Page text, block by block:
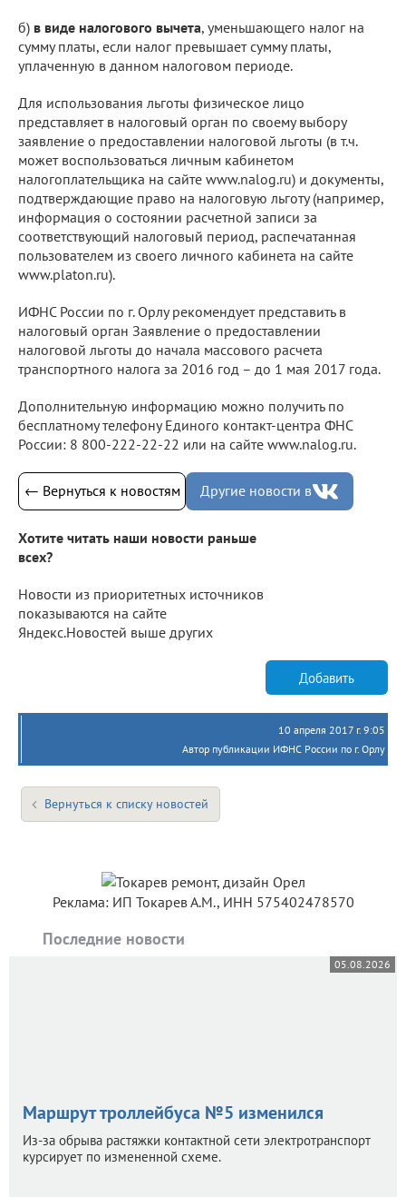
б) в виде налогового вычета, уменьшающего налог на
сумму платы, если налог превышает сумму платы,
уплаченную в данном налоговом периоде.
Для использования льготы физическое лицо
представляет в налоговый орган по своему выбору
заявление о предоставлении налоговой льготы (в т.ч.
может воспользоваться личным кабинетом
налогоплательщика на сайте www.nalog.ru) и документы,
подтверждающие право на налоговую льготу (например,
информация о состоянии расчетной записи за
соответствующий налоговый период, распечатанная
пользователем из своего личного кабинета на сайте
www.platon.ru).
ИФНС России по г. Орлу рекомендует представить в
налоговый орган Заявление о предоставлении
налоговой льготы до начала массового расчета
транспортного налога за 2016 год – до 1 мая 2017 года.
Дополнительную информацию можно получить по
бесплатному телефону Единого контакт-центра ФНС
России: 8 800-222-22-22 или на сайте www.nalog.ru.
← Вернуться к новостям Другие новости в
Хотите читать наши новости раньше
всех?
Новости из приоритетных источников
показываются на сайте
Яндекс.Новостей выше других
Добавить
10 апреля 2017 г. 9:05
Автор публикации ИФНС России по г. Орлу
Вернуться к списку новостей
Реклама: ИП Токарев А.М., ИНН 575402478570
Последние новости
05.08.2026
Маршрут троллейбуса №5 изменился
Из-за обрыва растяжки контактной сети электротранспорт
курсирует по измененной схеме.